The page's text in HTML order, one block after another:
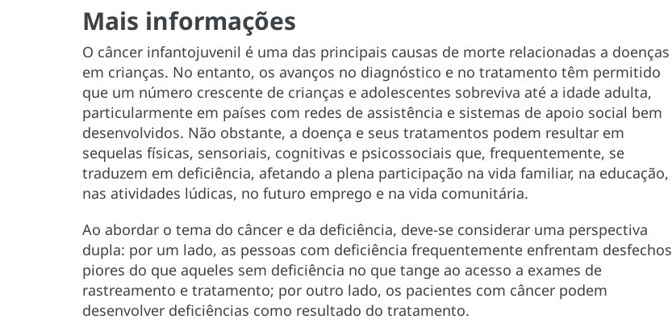
Mais informações
O câncer infantojuvenil é uma das principais causas de morte relacionadas a doenças
em crianças. No entanto, os avanços no diagnóstico e no tratamento têm permitido
que um número crescente de crianças e adolescentes sobreviva até a idade adulta,
particularmente em países com redes de assistência e sistemas de apoio social bem
desenvolvidos. Não obstante, a doença e seus tratamentos podem resultar em
sequelas físicas, sensoriais, cognitivas e psicossociais que, frequentemente, se
traduzem em deficiência, afetando a plena participação na vida familiar, na educação,
nas atividades lúdicas, no futuro emprego e na vida comunitária.
Ao abordar o tema do câncer e da deficiência, deve-se considerar uma perspectiva
dupla: por um lado, as pessoas com deficiência frequentemente enfrentam desfechos
piores do que aqueles sem deficiência no que tange ao acesso a exames de
rastreamento e tratamento; por outro lado, os pacientes com câncer podem
desenvolver deficiências como resultado do tratamento.